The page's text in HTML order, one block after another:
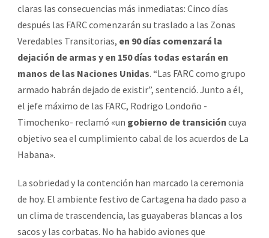
claras las consecuencias más inmediatas: Cinco días
después las FARC comenzarán su traslado a las Zonas
Veredables Transitorias, en 90 días comenzará la
dejación de armas y en 150 días todas estarán en
manos de las Naciones Unidas. “Las FARC como grupo
armado habrán dejado de existir”, sentenció. Junto a él,
el jefe máximo de las FARC, Rodrigo Londoño -
Timochenko- reclamó «un gobierno de transición cuya
objetivo sea el cumplimiento cabal de los acuerdos de La
Habana».
La sobriedad y la contención han marcado la ceremonia
de hoy. El ambiente festivo de Cartagena ha dado paso a
un clima de trascendencia, las guayaberas blancas a los
sacos y las corbatas. No ha habido aviones que